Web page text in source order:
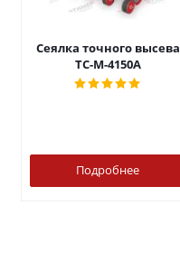
Сеялка точного высева
ТС-М-4150А
Подробнее